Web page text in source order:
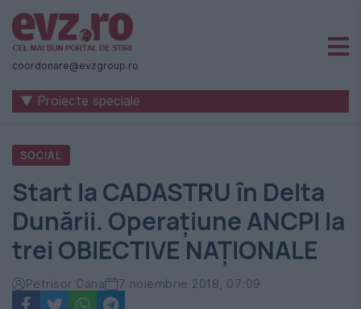
Știri
naționale
internaționale
România
-
Evenimentul
Zilei
coordonare@evzgroup.ro
▼ Proiecte speciale
SOCIAL
Start la CADASTRU în Delta
Dunării. Operațiune ANCPI la
trei OBIECTIVE NAȚIONALE
Petrisor Cana 7 noiembrie 2018, 07:09